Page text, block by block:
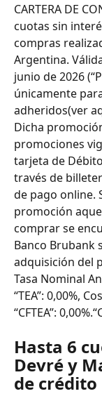
CARTERA DE
cuotas sin
compras
Argentina.
junio de 2026
únicamente
adheridos(ver
Dicha
promociones
tarjeta de
través de
de pago online.
promoción
comprar se
Banco Brubank
adquisición del
Tasa Nominal
“TEA”: 0,00%,
“CFTEA”:
Hasta 6
Devré y
de